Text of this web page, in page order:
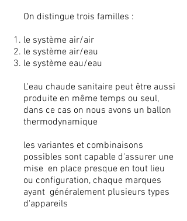
On distingue trois familles :
le système air/air
le système air/eau
le système eau/eau
L'eau chaude sanitaire peut être aussi
produite en même temps ou seul,
dans ce cas on nous avons un ballon
thermodynamique
les variantes et combinaisons
possibles sont capable d'assurer une
mise en place presque en tout lieu
ou configuration, chaque marques
ayant généralement plusieurs types
d'appareils